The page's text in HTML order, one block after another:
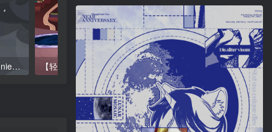
小马之神（The God of Ponies） 【轻微性暗示/动画】进…进去了？！